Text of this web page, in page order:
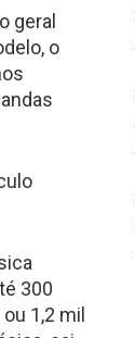
geral
o
300
1,2 mil